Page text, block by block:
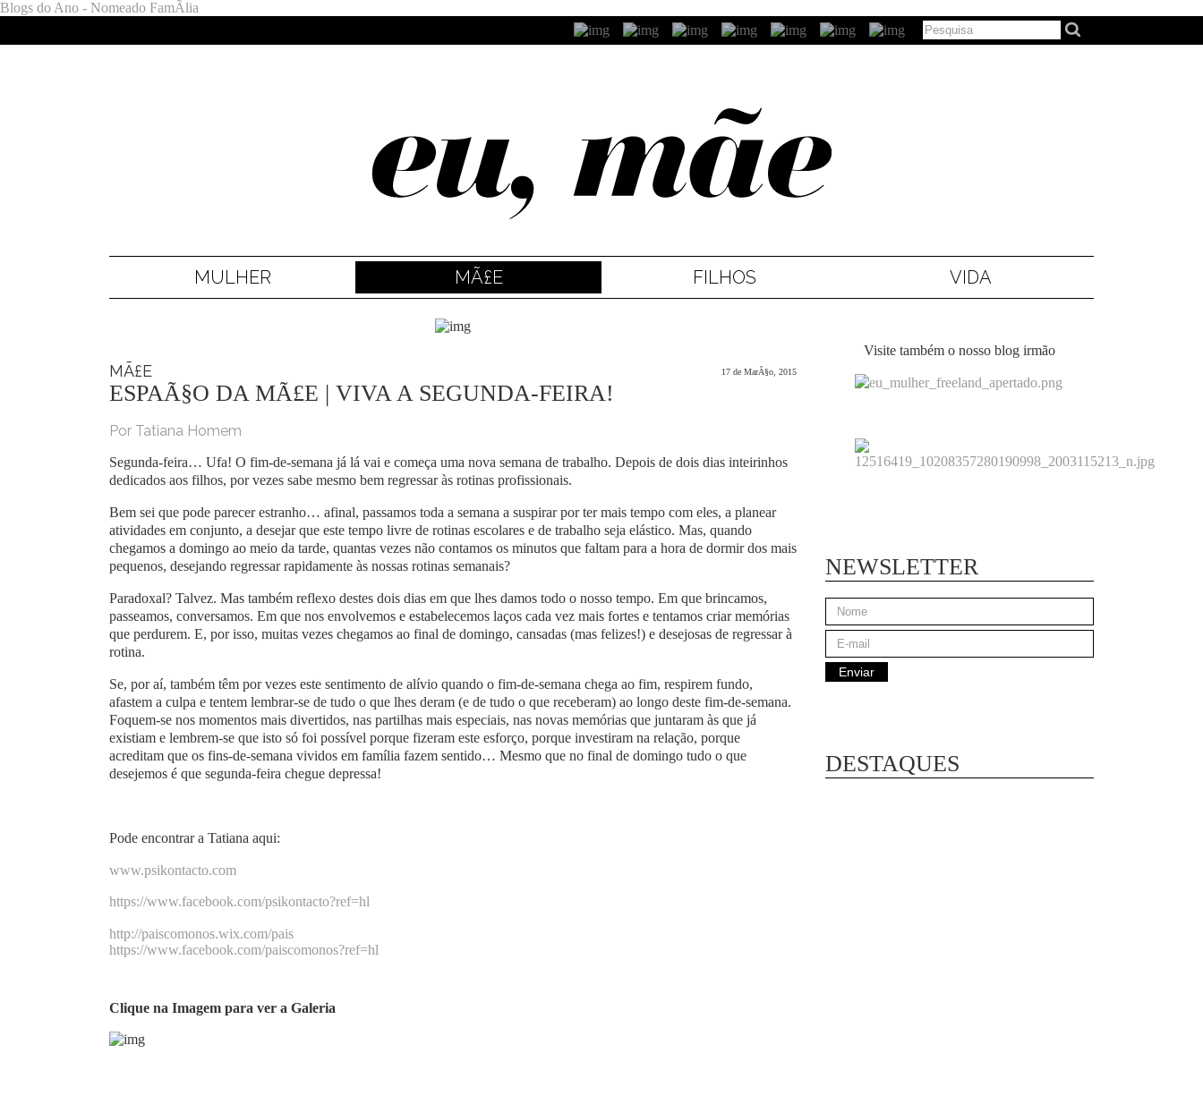
Blogs do Ano - Nomeado FamÃ­lia
MULHER MÃ£E FILHOS VIDA
MÃ£E 17 de MarÃ§o, 2015
ESPAÃ§O DA MÃ£E | VIVA A SEGUNDA-FEIRA!
Por Tatiana Homem
Segunda-feira… Ufa! O fim-de-semana já lá vai e começa uma nova semana de trabalho. Depois de dois dias inteirinhos
dedicados aos filhos, por vezes sabe mesmo bem regressar às rotinas profissionais.
Bem sei que pode parecer estranho… afinal, passamos toda a semana a suspirar por ter mais tempo com eles, a planear
atividades em conjunto, a desejar que este tempo livre de rotinas escolares e de trabalho seja elástico. Mas, quando
chegamos a domingo ao meio da tarde, quantas vezes não contamos os minutos que faltam para a hora de dormir dos mais
pequenos, desejando regressar rapidamente às nossas rotinas semanais?
Paradoxal? Talvez. Mas também reflexo destes dois dias em que lhes damos todo o nosso tempo. Em que brincamos,
passeamos, conversamos. Em que nos envolvemos e estabelecemos laços cada vez mais fortes e tentamos criar memórias
que perdurem. E, por isso, muitas vezes chegamos ao final de domingo, cansadas (mas felizes!) e desejosas de regressar à
rotina.
Se, por aí, também têm por vezes este sentimento de alívio quando o fim-de-semana chega ao fim, respirem fundo,
afastem a culpa e tentem lembrar-se de tudo o que lhes deram (e de tudo o que receberam) ao longo deste fim-de-semana.
Foquem-se nos momentos mais divertidos, nas partilhas mais especiais, nas novas memórias que juntaram às que já
existiam e lembrem-se que isto só foi possível porque fizeram este esforço, porque investiram na relação, porque
acreditam que os fins-de-semana vividos em família fazem sentido… Mesmo que no final de domingo tudo o que
desejemos é que segunda-feira chegue depressa!
Pode encontrar a Tatiana aqui:
www.psikontacto.com
https://www.facebook.com/psikontacto?ref=hl
http://paiscomonos.wix.com/pais
https://www.facebook.com/paiscomonos?ref=hl
Clique na Imagem para ver a Galeria
Visite também o nosso blog irmão
NEWSLETTER
DESTAQUES